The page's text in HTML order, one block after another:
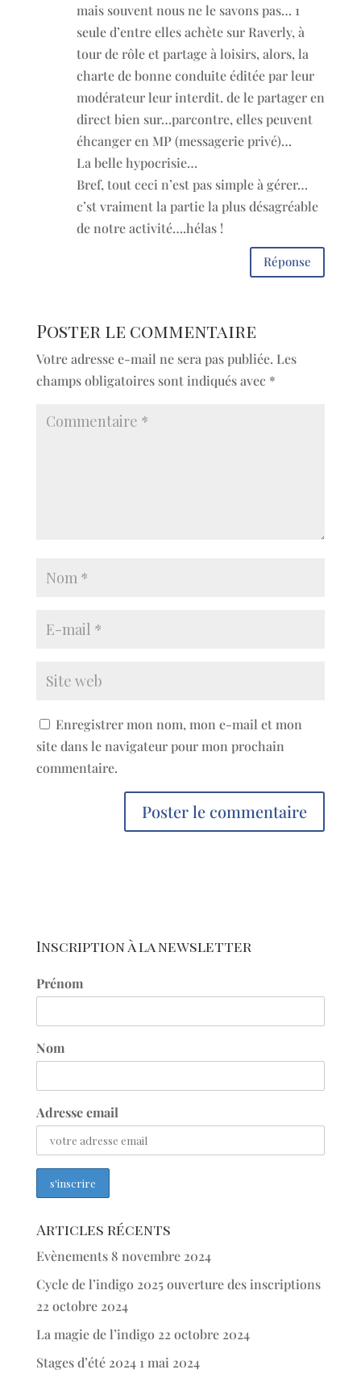
mais souvent nous ne le savons pas… 1
seule d’entre elles achète sur Raverly, à
tour de rôle et partage à loisirs, alors, la
charte de bonne conduite éditée par leur
modérateur leur interdit. de le partager en
direct bien sur…parcontre, elles peuvent
éhcanger en MP (messagerie privé)…
La belle hypocrisie…
Bref, tout ceci n’est pas simple à gérer…
c’st vraiment la partie la plus désagréable
de notre activité….hélas !
Réponse
Poster le commentaire
Votre adresse e-mail ne sera pas publiée. Les
champs obligatoires sont indiqués avec *
Enregistrer mon nom, mon e-mail et mon
site dans le navigateur pour mon prochain
commentaire.
Inscription à la newsletter
Prénom
Nom
Adresse email
Articles récents
Evènements 8 novembre 2024
Cycle de l’indigo 2025 ouverture des inscriptions
22 octobre 2024
La magie de l’indigo 22 octobre 2024
Stages d’été 2024 1 mai 2024